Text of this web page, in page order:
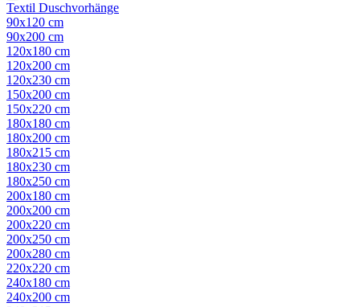
Textil Duschvorhänge
90x120 cm
90x200 cm
120x180 cm
120x200 cm
120x230 cm
150x200 cm
150x220 cm
180x180 cm
180x200 cm
180x215 cm
180x230 cm
180x250 cm
200x180 cm
200x200 cm
200x220 cm
200x250 cm
200x280 cm
220x220 cm
240x180 cm
240x200 cm